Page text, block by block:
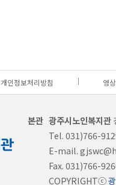
개인정보처리방침 영
광주시노인복지관
Tel. 031)766-
E-mail.
Fax. 031)766-
COPYRIGHTⓒ